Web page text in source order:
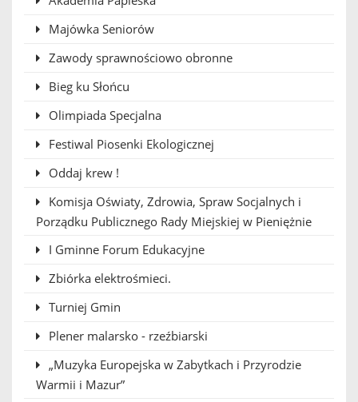
Majówka Seniorów
Zawody sprawnościowo obronne
Bieg ku Słońcu
Olimpiada Specjalna
Festiwal Piosenki Ekologicznej
Oddaj krew !
Komisja Oświaty, Zdrowia, Spraw Socjalnych i
Porządku Publicznego Rady Miejskiej w Pieniężnie
I Gminne Forum Edukacyjne
Zbiórka elektrośmieci.
Turniej Gmin
Plener malarsko - rzeźbiarski
„Muzyka Europejska w Zabytkach i Przyrodzie
Warmii i Mazur”